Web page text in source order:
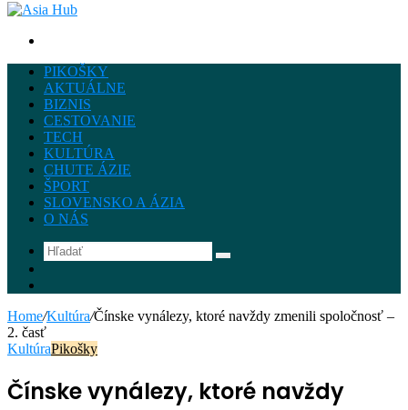
PIKOŠKY
AKTUÁLNE
BIZNIS
CESTOVANIE
TECH
KULTÚRA
CHUTE ÁZIE
ŠPORT
SLOVENSKO A ÁZIA
O NÁS
Hľadať
Home/Kultúra/Čínske vynálezy, ktoré navždy zmenili spoločnosť –
2. časť
KultúraPikošky
Čínske vynálezy, ktoré navždy